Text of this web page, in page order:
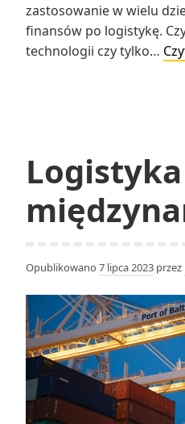
zastosowanie w wielu
finansów po logistykę.
technologii czy tylko…
Logistyka
Opublikowano 7 lipca 2023 przez